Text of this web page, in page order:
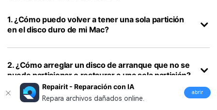
Repairit - Reparación con IA
Repara archivos dañados online.
abrir
1. ¿Cómo puedo volver a tener una sola partición
en el disco duro de mi Mac?󠀲󠀡󠀩󠀣󠀡󠀣󠀠󠀨󠀧󠀳
2. ¿Cómo arreglar un disco de arranque que no se
puede particionar o restaurar a una sola partición?󠀲󠀡󠀩󠀣󠀡󠀣󠀠󠀩